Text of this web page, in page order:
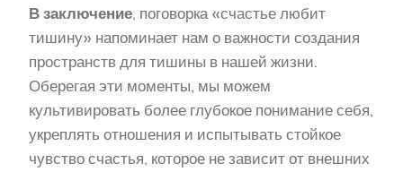
В заключение, поговорка «счастье любит
тишину» напоминает нам о важности создания
пространств для тишины в нашей жизни.
Оберегая эти моменты, мы можем
культивировать более глубокое понимание себя,
укреплять отношения и испытывать стойкое
чувство счастья, которое не зависит от внешних